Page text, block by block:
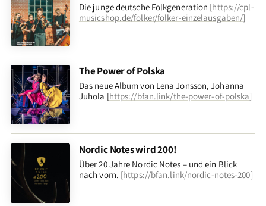
Die junge deutsche Folkgeneration [https://cpl-
musicshop.de/folker/folker-einzelausgaben/]
The Power of Polska
Das neue Album von Lena Jonsson, Johanna
Juhola [https://bfan.link/the-power-of-polska]
Nordic Notes wird 200!
Über 20 Jahre Nordic Notes – und ein Blick
nach vorn. [https://bfan.link/nordic-notes-200]